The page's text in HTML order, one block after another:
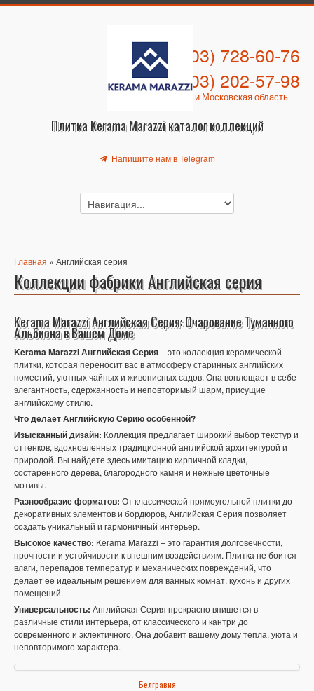
Плитка Kerama Marazzi каталог коллекций
+7 (903) 728-60-76
+7 (903) 202-57-98
Москва и Московская область
Напишите нам в Telegram
Главная » Английская серия
Коллекции фабрики Английская серия
Kerama Marazzi Английская Серия: Очарование Туманного
Альбиона в Вашем Доме
Kerama Marazzi Английская Серия– это коллекция керамической
плитки, которая переносит вас в атмосферу старинных английских
поместий, уютных чайных и живописных садов. Она воплощает в себе
элегантность, сдержанность и неповторимый шарм, присущие
английскому стилю.
Что делает Английскую Серию особенной?
Изысканный дизайн: Коллекция предлагает широкий выбор текстур и
оттенков, вдохновленных традиционной английской архитектурой и
природой. Вы найдете здесь имитацию кирпичной кладки,
состаренного дерева, благородного камня и нежные цветочные
мотивы.
Разнообразие форматов: От классической прямоугольной плитки до
декоративных элементов и бордюров, Английская Серия позволяет
создать уникальный и гармоничный интерьер.
Высокое качество: Kerama Marazzi – это гарантия долговечности,
прочности и устойчивости к внешним воздействиям. Плитка не боится
влаги, перепадов температур и механических повреждений, что
делает ее идеальным решением для ванных комнат, кухонь и других
помещений.
Универсальность: Английская Серия прекрасно впишется в
различные стили интерьера, от классического и кантри до
современного и эклектичного. Она добавит вашему дому тепла, уюта и
неповторимого характера.
Белгравия